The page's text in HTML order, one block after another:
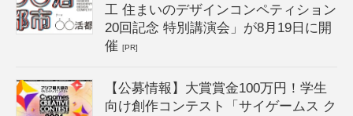
工 住まいのデザインコンペティション
20回記念 特別講演会」が8月19日に開
催[PR]
【公募情報】大賞賞金100万円！学生
向け創作コンテスト「サイゲームス ク